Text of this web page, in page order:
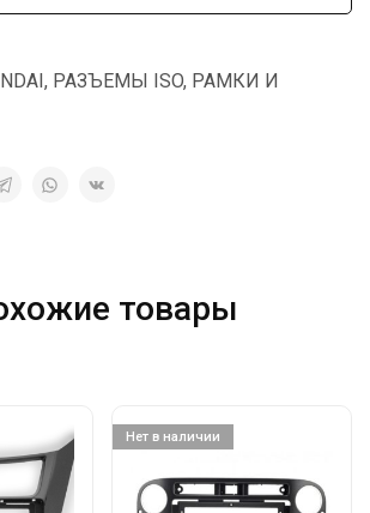
, РАЗЪЕМЫ ISO, РАМКИ И
товары
Нет в наличии